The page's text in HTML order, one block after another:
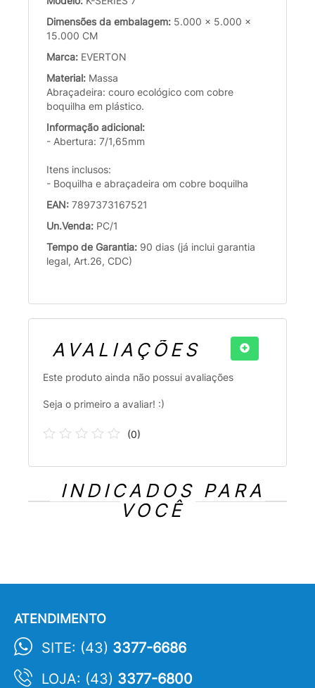
Dimensões da embalagem: 5.000 x 5.000 x
15.000 CM
Marca: EVERTON
Material: Massa
Abraçadeira: couro ecológico com cobre
boquilha em plástico.
Informação adicional:
- Abertura: 7/1,65mm
Itens inclusos:
- Boquilha e abraçadeira om cobre boquilha
EAN: 7897373167521
Un.Venda: PC/1
Tempo de Garantia: 90 dias (já inclui garantia
legal, Art.26, CDC)
AVALIAÇÕES
Este produto ainda não possui avaliações
Seja o primeiro a avaliar! :)
(0)
INDICADOS PARA
VOCÊ
ATENDIMENTO
SITE: (43) 3377-6686
LOJA: (43) 3377-6800